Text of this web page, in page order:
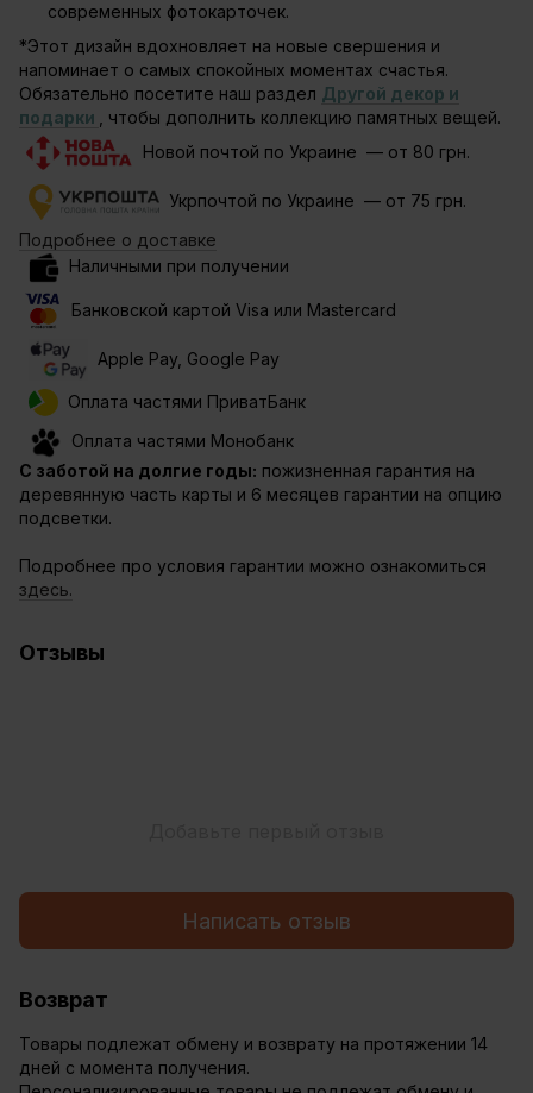
современных фотокарточек.
*Этот дизайн вдохновляет на новые свершения и
напоминает о самых спокойных моментах счастья.
Обязательно посетите наш раздел Другой декор и
подарки
, чтобы дополнить коллекцию памятных вещей.
Новой почтой по Украине — от 80 грн.
Укрпочтой по Украине — от 75 грн.
Подробнее о доставке
Наличными при получении
Банковской картой Visa или Mastercard
Apple Pay, Google Pay
Оплата частями ПриватБанк
Оплата частями Монобанк
С заботой на долгие годы: пожизненная гарантия на
деревянную часть карты и 6 месяцев гарантии на опцию
подсветки.
Подробнее про условия гарантии можно ознакомиться
здесь.
Отзывы
Написать отзыв
Возврат
Товары подлежат обмену и возврату на протяжении 14
дней с момента получения.